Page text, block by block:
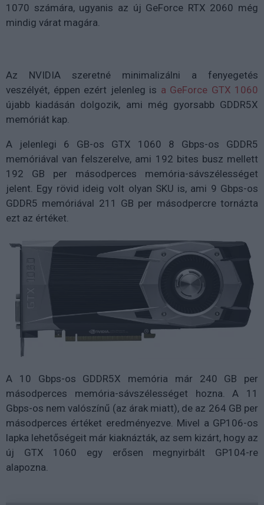
1070 számára, ugyanis az új GeForce RTX 2060 még
mindig várat magára.
Az NVIDIA szeretné minimalizálni a fenyegetés
veszélyét, éppen ezért jelenleg is a GeForce GTX 1060
újabb kiadásán dolgozik, ami még gyorsabb GDDR5X
memóriát kap.
A jelenlegi 6 GB-os GTX 1060 8 Gbps-os GDDR5
memóriával van felszerelve, ami 192 bites busz mellett
192 GB per másodperces memória-sávszélességet
jelent. Egy rövid ideig volt olyan SKU is, ami 9 Gbps-os
GDDR5 memóriával 211 GB per másodpercre tornázta
ezt az értéket.
A 10 Gbps-os GDDR5X memória már 240 GB per
másodperces memória-sávszélességet hozna. A 11
Gbps-os nem valószínű (az árak miatt), de az 264 GB per
másodperces értéket eredményezve. Mivel a GP106-os
lapka lehetőségeit már kiaknázták, az sem kizárt, hogy az
új GTX 1060 egy erősen megnyirbált GP104-re
alapozna.